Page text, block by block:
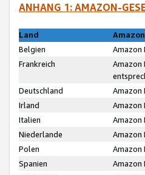
ANHANG 1: AMAZON-
Land
Belgien
Amazon
Frankreich
Amazon
Deutschland
Amazon
Irland
Amazon
Italien
Amazon
Niederlande
Amazon
Polen
Amazon
Spanien
Amazon